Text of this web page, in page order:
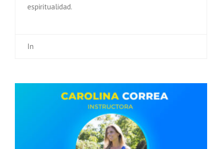
espiritualidad.
In